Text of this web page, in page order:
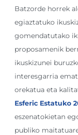
Batzorde horrek
egiaztatuko
gomendatutako
proposamenik
ikuskizunei
interesgarria
orekatua eta
Esferic Estatuko
eszenatokietan
publiko